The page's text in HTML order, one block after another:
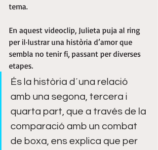
tema.
En aquest videoclip, Julieta puja al ring
per il·lustrar una història d’amor que
sembla no tenir fi, passant per diverses
etapes.
És la història d´una relació
amb una segona, tercera i
quarta part, que a través de la
comparació amb un combat
de boxa, ens explica que per